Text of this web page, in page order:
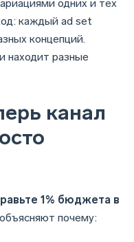
одних и тех
каждый ad set
концепций.
находит разные
канал
1% бюджета в
почему: